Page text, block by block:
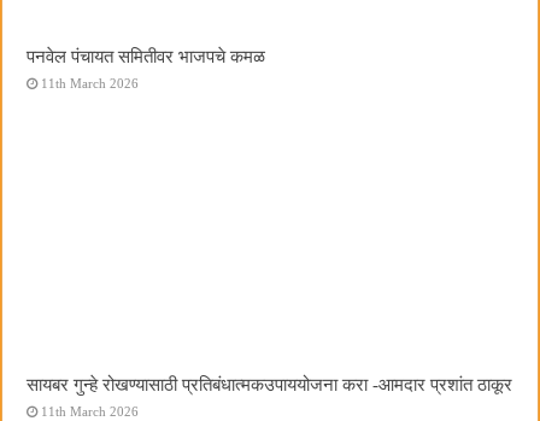
पनवेल पंचायत समितीवर भाजपचे कमळ
11th March 2026
सायबर गुन्हे रोखण्यासाठी प्रतिबंधात्मकउपाययोजना करा -आमदार प्रशांत ठाकूर
11th March 2026